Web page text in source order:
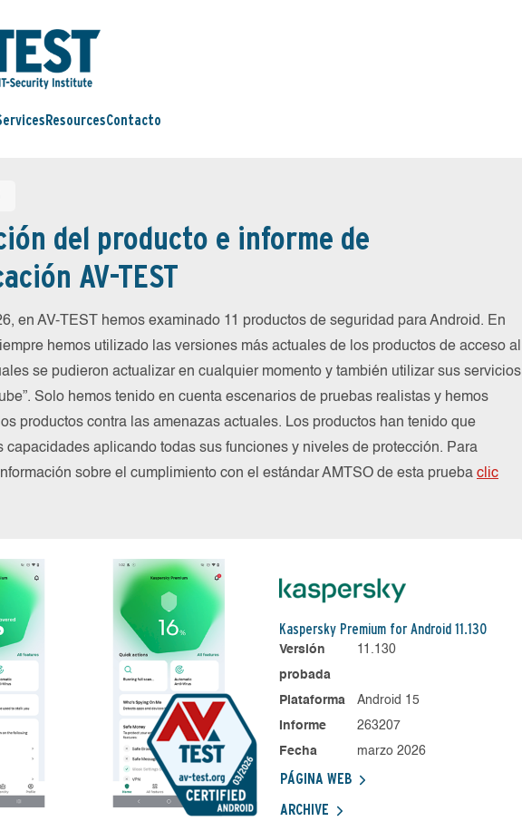
ResourcesContacto
del producto e informe de
AV-TEST
en AV-TEST hemos examinado 11 productos de seguridad para Android. En
hemos utilizado las versiones más actuales de los productos de acceso al
se pudieron actualizar en cualquier momento y también utilizar sus servicios
Solo hemos tenido en cuenta escenarios de pruebas realistas y hemos
productos contra las amenazas actuales. Los productos han tenido que
capacidades aplicando todas sus funciones y niveles de protección. Para
sobre el cumplimiento con el estándar AMTSO de esta prueba clic
Kaspersky Premium for Android 11.130
Versión
probada
11.130
Plataforma
Android 15
Informe
263207
Fecha
marzo 2026
PÁGINA WEB
ARCHIVE